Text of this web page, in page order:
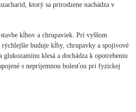
ktorý sa prirodzene nachádza v
kĺbov a chrupaviek. Pri vyššom
buduje kĺby, chrupavky a spojivové
klesá a dochádza k opotrebeniu
s nepríjemnou bolesťou pri fyzickej